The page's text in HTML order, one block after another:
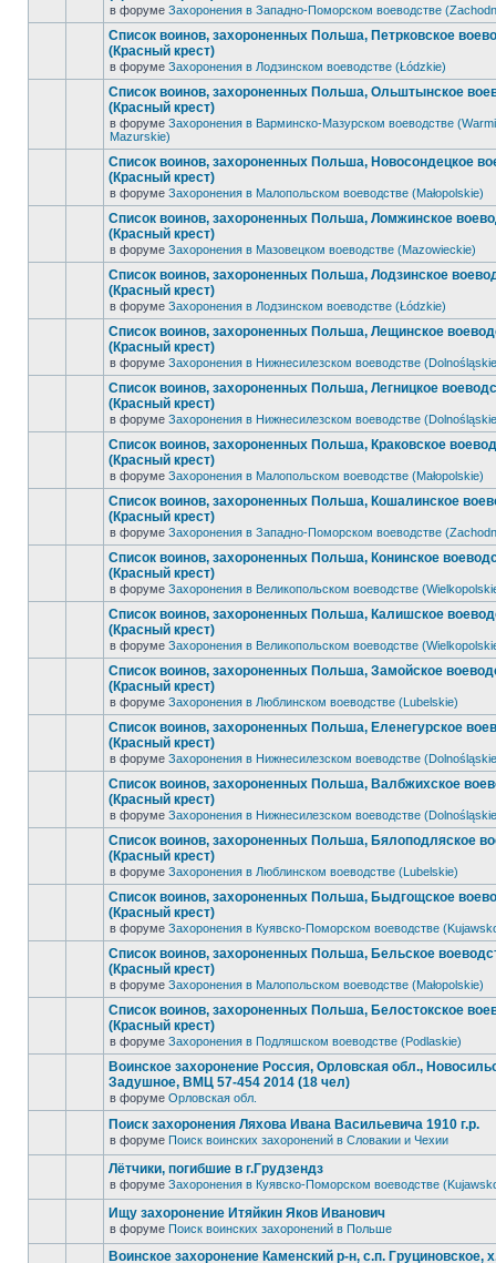
в форуме Захоронения в Западно-Поморском воеводстве
Список воинов, захороненных Польша, Петрковское
(Красный крест)
в форуме Захоронения в Лодзинском воеводстве (Łódzkie)
Список воинов, захороненных Польша, Ольштынское
(Красный крест)
в форуме Захоронения в Варминско-Мазурском воеводстве
Mazurskie)
Список воинов, захороненных Польша, Новосондецкое
(Красный крест)
в форуме Захоронения в Малопольском воеводстве (Małopolskie)
Список воинов, захороненных Польша, Ломжинское
(Красный крест)
в форуме Захоронения в Мазовецком воеводстве (Mazowieckie)
Список воинов, захороненных Польша, Лодзинское
(Красный крест)
в форуме Захоронения в Лодзинском воеводстве (Łódzkie)
Список воинов, захороненных Польша, Лещинское
(Красный крест)
в форуме Захоронения в Нижнесилезском воеводстве
Список воинов, захороненных Польша, Легницкое
(Красный крест)
в форуме Захоронения в Нижнесилезском воеводстве
Список воинов, захороненных Польша, Краковское
(Красный крест)
в форуме Захоронения в Малопольском воеводстве (Małopolskie)
Список воинов, захороненных Польша, Кошалинское
(Красный крест)
в форуме Захоронения в Западно-Поморском воеводстве
Список воинов, захороненных Польша, Конинское
(Красный крест)
в форуме Захоронения в Великопольском воеводстве
Список воинов, захороненных Польша, Калишское
(Красный крест)
в форуме Захоронения в Великопольском воеводстве
Список воинов, захороненных Польша, Замойское
(Красный крест)
в форуме Захоронения в Люблинском воеводстве (Lubelskie)
Список воинов, захороненных Польша, Еленегурское
(Красный крест)
в форуме Захоронения в Нижнесилезском воеводстве
Список воинов, захороненных Польша, Валбжихское
(Красный крест)
в форуме Захоронения в Нижнесилезском воеводстве
Список воинов, захороненных Польша, Бялоподляское
(Красный крест)
в форуме Захоронения в Люблинском воеводстве (Lubelskie)
Список воинов, захороненных Польша, Быдгощское
(Красный крест)
в форуме Захоронения в Куявско-Поморском воеводстве
Список воинов, захороненных Польша, Бельское
(Красный крест)
в форуме Захоронения в Малопольском воеводстве (Małopolskie)
Список воинов, захороненных Польша, Белостокское
(Красный крест)
в форуме Захоронения в Подляшском воеводстве (Podlaskie)
Воинское захоронение Россия, Орловская обл.,
Задушное, ВМЦ 57-454 2014 (18 чел)
в форуме Орловская обл.
Поиск захоронения Ляхова Ивана Васильевича 1910 г.р.
в форуме Поиск воинских захоронений в Словакии и Чехии
Лётчики, погибшие в г.Грудзендз
в форуме Захоронения в Куявско-Поморском воеводстве
Ищу захоронение Итяйкин Яков Иванович
в форуме Поиск воинских захоронений в Польше
Воинское захоронение Каменский р-н, с.п. Груциновское,